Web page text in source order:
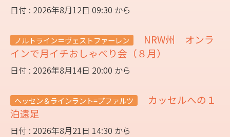
日付 : 2026年8月12日 09:30 から
ノルトライン＝ヴェストファーレン
NRW州 オンラ
インで月イチおしゃべり会（８月）
日付 : 2026年8月14日 20:00 から
ヘッセン＆ラインラント=プファルツ
カッセルへの１
泊遠足
日付 : 2026年8月21日 14:30 から